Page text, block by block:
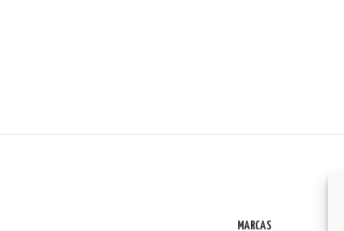
MARCAS